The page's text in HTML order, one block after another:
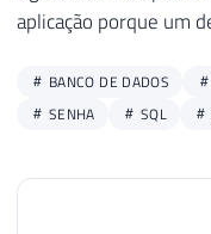
aplicação porque um
BANCO DE DADOS
SENHA
SQL